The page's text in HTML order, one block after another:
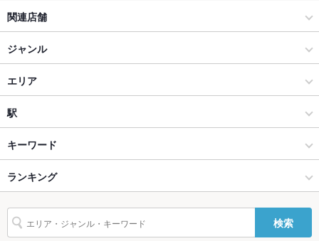
掘りごたつ
カウンター
貸切 貸切不可 ：50～85名様で応相談。
Wi-Fi
バリアフリ
ー
なし
関連店舗
酒蔵 紀州屋
スミヤ 新宿（SUMIYA）
味噌らーめん 十味や 新宿
ジャンル
居酒屋
海鮮
新宿 × 居酒屋
新宿 × 海鮮
新宿駅 × 居酒屋
エリア
新宿西口
新宿西口 × 居酒屋
新宿西口 × 海鮮
東京
駅
新宿駅
新宿西口駅
都庁前駅
キーワード
からあげ
ランキング
東京のグルメランキング
検索